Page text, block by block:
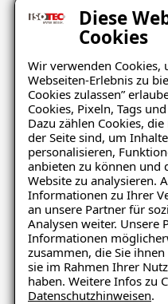
Diese
Cookies
Wir verwenden
Webseiten-Erlebnis zu
Cookies zulassen”
Cookies, Pixeln, Tags
Dazu zählen Cookies,
der Seite sind, um
personalisieren,
anbieten zu können und
Website zu analysieren.
Informationen zu Ihrer
an unsere Partner für
Analysen weiter. Unsere
Informationen
zusammen, die Sie
sie im Rahmen Ihrer
haben. Weitere Infos zu
Datenschutzhinweisen.
PLZ*
Ort*
Schaden
Nachricht